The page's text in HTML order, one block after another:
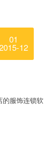
01
12
的服饰连锁软